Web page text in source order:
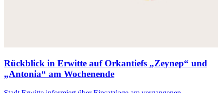
Rückblick in Erwitte auf Orkantiefs „Zeynep“ und
„Antonia“ am Wochenende